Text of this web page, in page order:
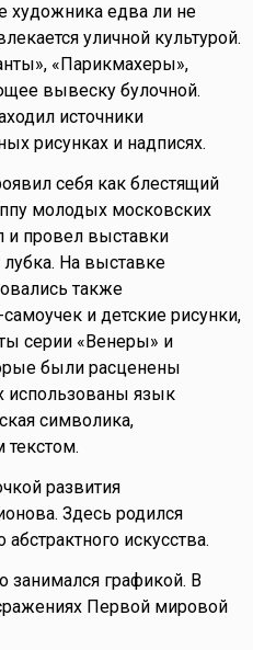
художника едва ли не
уличной культурой.
«Парикмахеры»,
вывеску булочной.
источники
рисунках и надписях.
себя как блестящий
молодых московских
и провел выставки
На выставке
также
и детские рисунки,
серии «Венеры» и
были расценены
использованы язык
символика,
текстом.
развития
Здесь родился
искусства.
занимался графикой. В
Первой мировой